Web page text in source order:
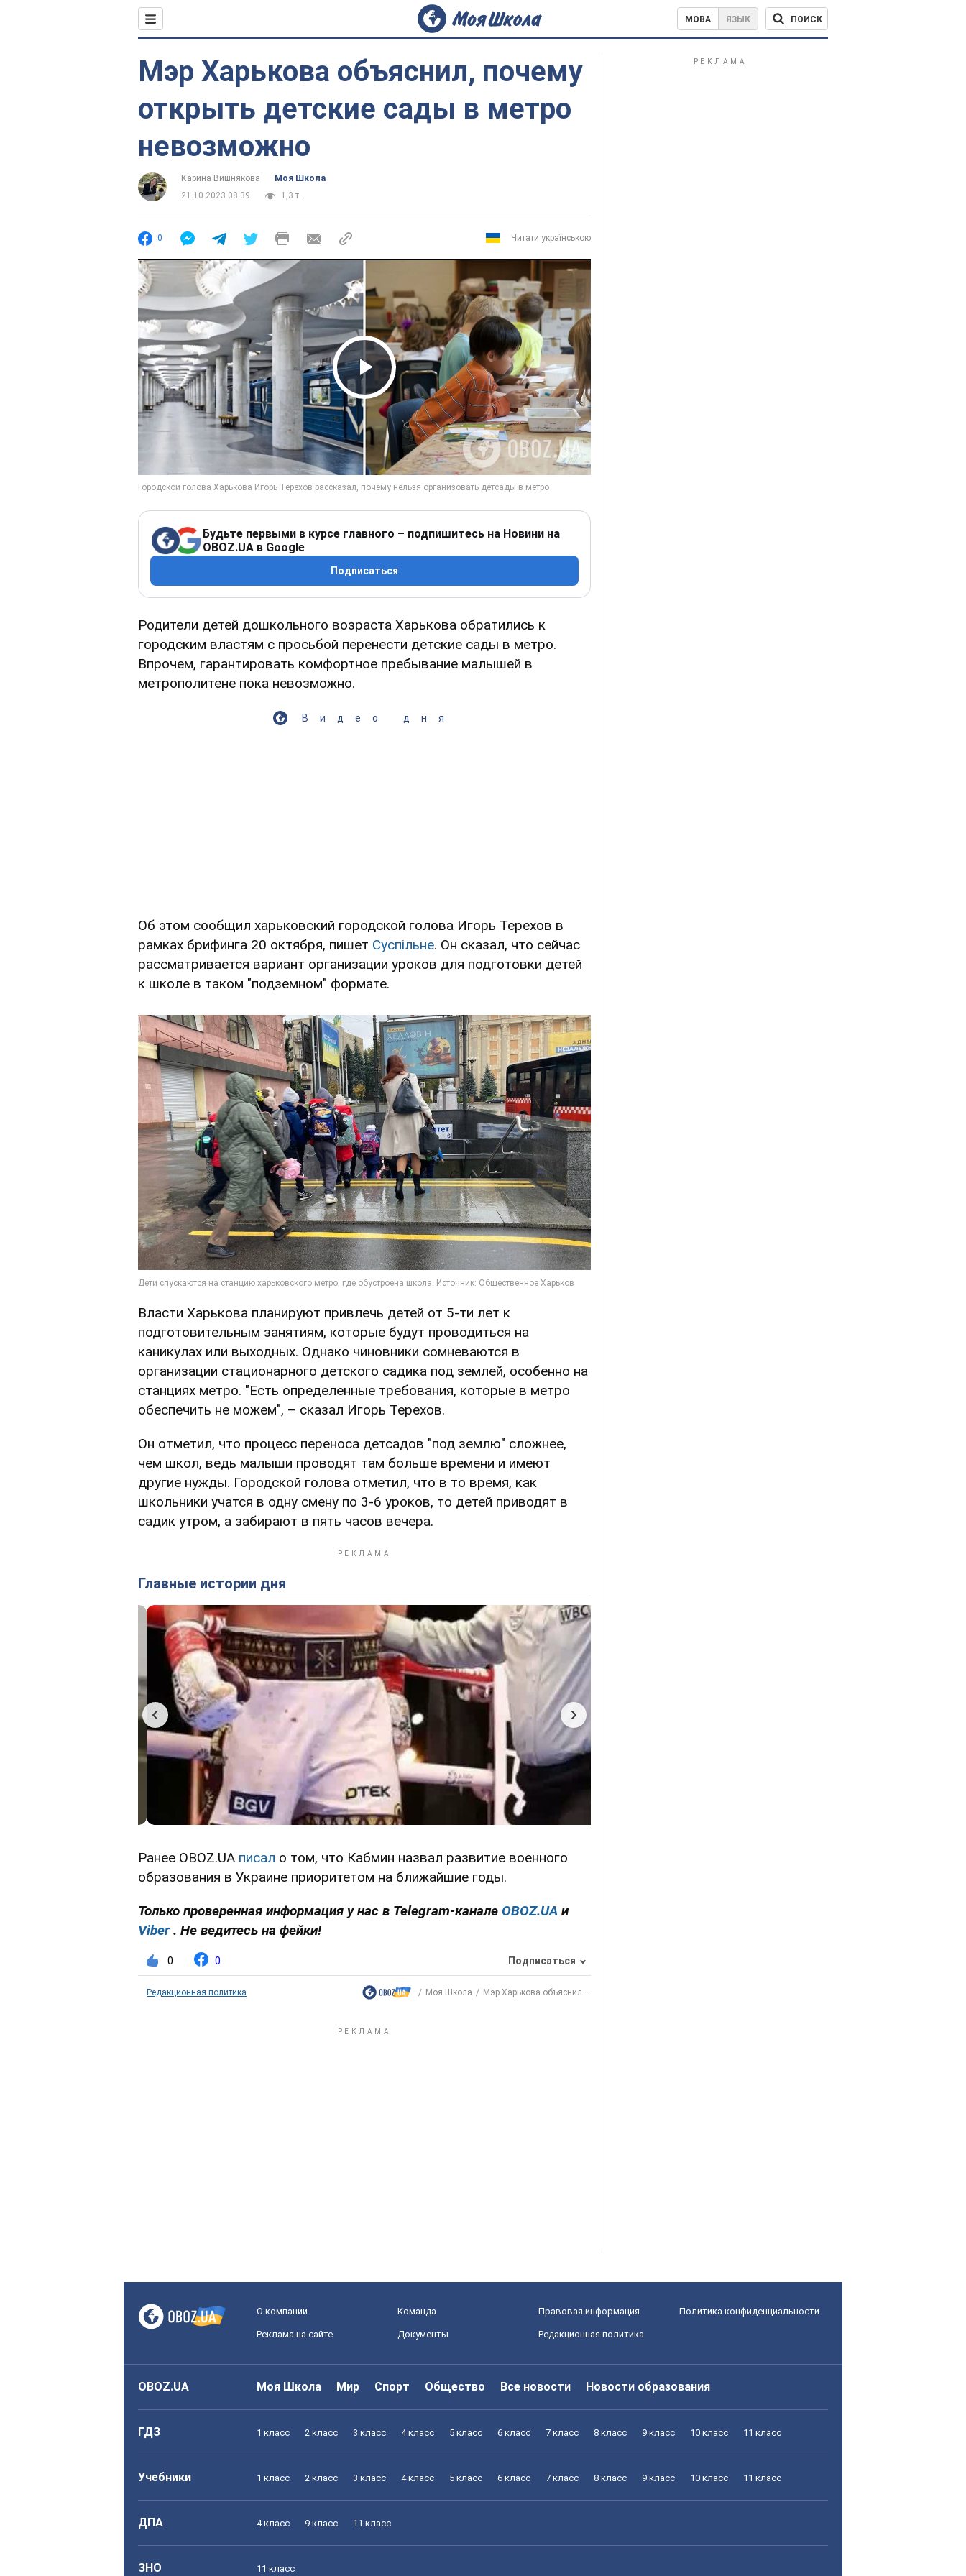
МОВА ЯЗЫК ПОИСК
Мэр Харькова объяснил, почему
открыть детские сады в метро
невозможно
Карина Вишнякова
Моя Школа
21.10.2023 08:39
1,3 т.
0 Читати українською
Play Video
Будьте первыми в курсе главного – подпишитесь на Новини на
OBOZ.UA в Google
Подписаться
Родители детей дошкольного возраста Харькова обратились к
городским властям с просьбой перенести детские сады в метро.
Впрочем, гарантировать комфортное пребывание малышей в
метрополитене пока невозможно.
Видео дня
Об этом сообщил харьковский городской голова Игорь Терехов в
рамках брифинга 20 октября, пишет Суспільне. Он сказал, что сейчас
рассматривается вариант организации уроков для подготовки детей
к школе в таком "подземном" формате.
Власти Харькова планируют привлечь детей от 5-ти лет к
подготовительным занятиям, которые будут проводиться на
каникулах или выходных. Однако чиновники сомневаются в
организации стационарного детского садика под землей, особенно на
станциях метро. "Есть определенные требования, которые в метро
обеспечить не можем", – сказал Игорь Терехов.
Он отметил, что процесс переноса детсадов "под землю" сложнее,
чем школ, ведь малыши проводят там больше времени и имеют
другие нужды. Городской голова отметил, что в то время, как
школьники учатся в одну смену по 3-6 уроков, то детей приводят в
садик утром, а забирают в пять часов вечера.
Главные истории дня
Ранее OBOZ.UA писал о том, что Кабмин назвал развитие военного
образования в Украине приоритетом на ближайшие годы.
Только проверенная информация у нас в Telegram-канале OBOZ.UA и
Viber . Не ведитесь на фейки!
0 0 Подписаться
Редакционная политика Моя Школа Мэр Харькова объяснил ...
О компании Команда Правовая информация Политика конфиденциальности
Реклама на сайте Документы Редакционная политика
OBOZ.UA Моя Школа Мир Спорт Общество Все новости Новости образования
ГДЗ 1 класс 2 класс 3 класс 4 класс 5 класс 6 класс 7 класс 8 класс 9 класс 10 класс 11 класс
Учебники 1 класс 2 класс 3 класс 4 класс 5 класс 6 класс 7 класс 8 класс 9 класс 10 класс 11 класс
ДПА 4 класс 9 класс 11 класс
ЗНО 11 класс